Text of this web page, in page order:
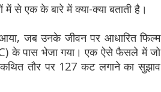
से एक के बारे में क्या-क्या बताती है।
जब उनके जीवन पर आधारित फिल्म
के पास भेजा गया। एक ऐसे फैसले में जो
कथित तौर पर 127 कट लगाने का सुझाव